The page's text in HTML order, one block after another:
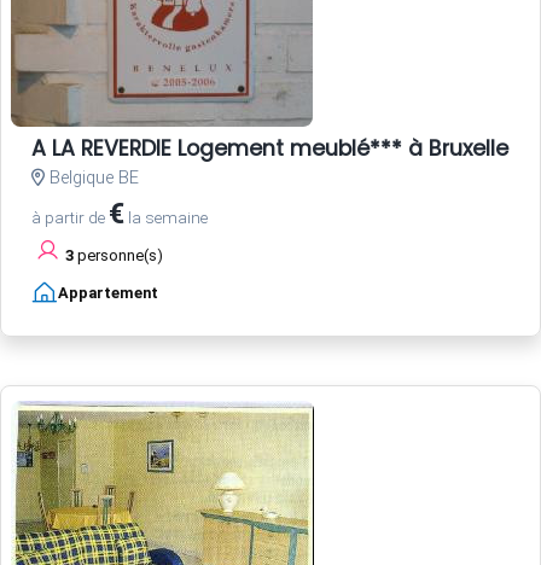
A LA REVERDIE Logement meublé*** à Bruxelles
Belgique BE
à partir de € la semaine
3 personne(s)
Appartement